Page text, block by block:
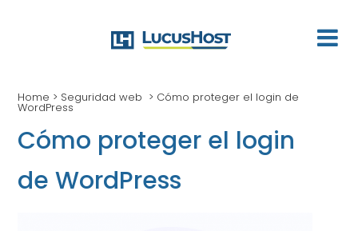
Home > Seguridad web > Cómo proteger el login de
WordPress
Cómo proteger el login
de WordPress